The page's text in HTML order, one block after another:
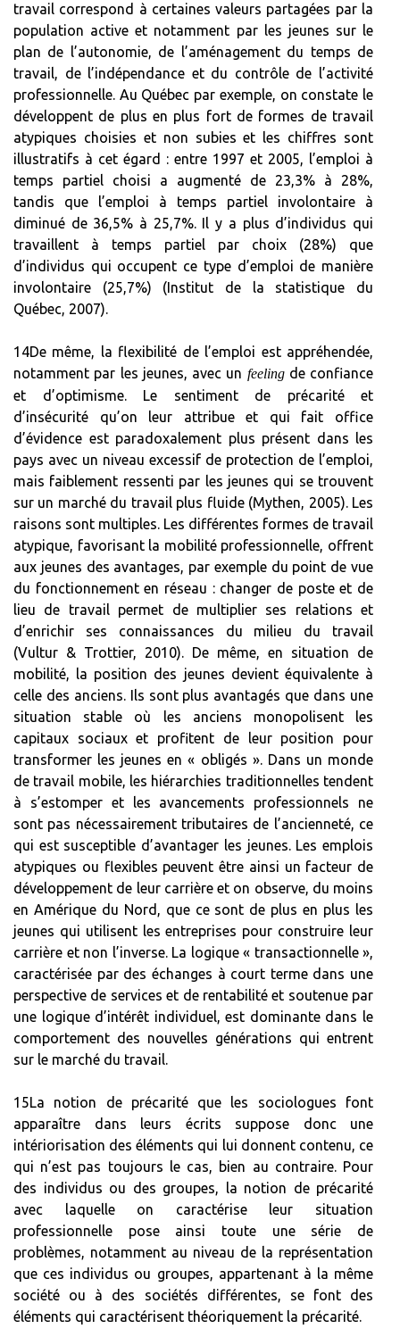
travail correspond à certaines valeurs partagées par la
population active et notamment par les jeunes sur le
plan de l’autonomie, de l’aménagement du temps de
travail, de l’indépendance et du contrôle de l’activité
professionnelle. Au Québec par exemple, on constate le
développent de plus en plus fort de formes de travail
atypiques choisies et non subies et les chiffres sont
illustratifs à cet égard : entre 1997 et 2005, l’emploi à
temps partiel choisi a augmenté de 23,3% à 28%,
tandis que l’emploi à temps partiel involontaire à
diminué de 36,5% à 25,7%. Il y a plus d’individus qui
travaillent à temps partiel par choix (28%) que
d’individus qui occupent ce type d’emploi de manière
involontaire (25,7%) (Institut de la statistique du
Québec, 2007).
14De même, la flexibilité de l’emploi est appréhendée,
notamment par les jeunes, avec un feelingde confiance
et d’optimisme. Le sentiment de précarité et
d’insécurité qu’on leur attribue et qui fait office
d’évidence est paradoxalement plus présent dans les
pays avec un niveau excessif de protection de l’emploi,
mais faiblement ressenti par les jeunes qui se trouvent
sur un marché du travail plus fluide (Mythen, 2005). Les
raisons sont multiples. Les différentes formes de travail
atypique, favorisant la mobilité professionnelle, offrent
aux jeunes des avantages, par exemple du point de vue
du fonctionnement en réseau : changer de poste et de
lieu de travail permet de multiplier ses relations et
d’enrichir ses connaissances du milieu du travail
(Vultur & Trottier, 2010). De même, en situation de
mobilité, la position des jeunes devient équivalente à
celle des anciens. Ils sont plus avantagés que dans une
situation stable où les anciens monopolisent les
capitaux sociaux et profitent de leur position pour
transformer les jeunes en « obligés ». Dans un monde
de travail mobile, les hiérarchies traditionnelles tendent
à s’estomper et les avancements professionnels ne
sont pas nécessairement tributaires de l’ancienneté, ce
qui est susceptible d’avantager les jeunes. Les emplois
atypiques ou flexibles peuvent être ainsi un facteur de
développement de leur carrière et on observe, du moins
en Amérique du Nord, que ce sont de plus en plus les
jeunes qui utilisent les entreprises pour construire leur
carrière et non l’inverse. La logique « transactionnelle »,
caractérisée par des échanges à court terme dans une
perspective de services et de rentabilité et soutenue par
une logique d’intérêt individuel, est dominante dans le
comportement des nouvelles générations qui entrent
sur le marché du travail.
15La notion de précarité que les sociologues font
apparaître dans leurs écrits suppose donc une
intériorisation des éléments qui lui donnent contenu, ce
qui n’est pas toujours le cas, bien au contraire. Pour
des individus ou des groupes, la notion de précarité
avec laquelle on caractérise leur situation
professionnelle pose ainsi toute une série de
problèmes, notamment au niveau de la représentation
que ces individus ou groupes, appartenant à la même
société ou à des sociétés différentes, se font des
éléments qui caractérisent théoriquement la précarité.